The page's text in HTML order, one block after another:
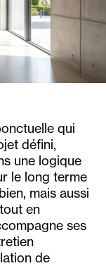
qui
défini,
une logique
le long terme
mais aussi
en
ses
de